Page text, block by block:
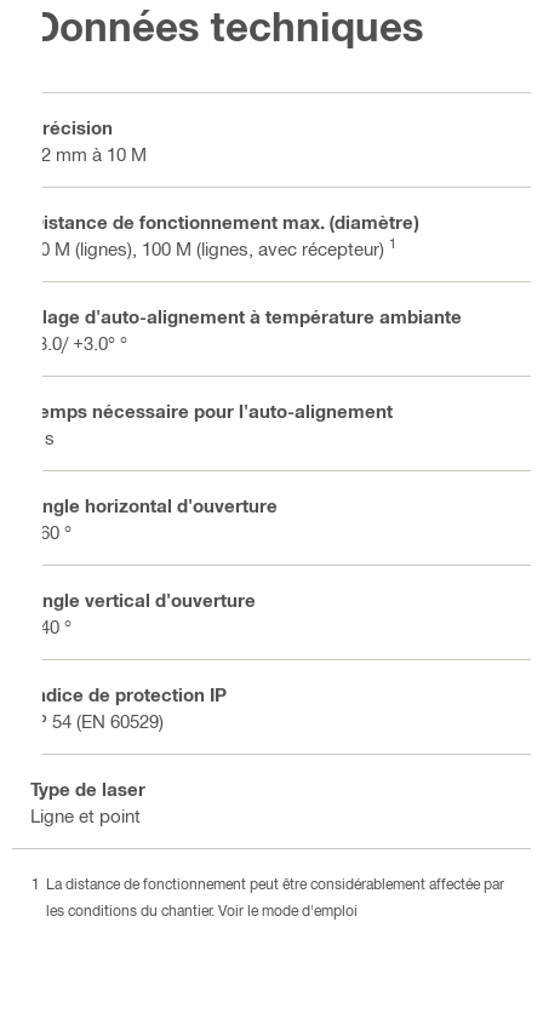
Données techniques
Précision
±2 mm à 10 M
Distance de fonctionnement max. (diamètre)
40 M (lignes), 100 M (lignes, avec récepteur) 1
Plage d'auto-alignement à température ambiante
-3.0/ +3.0° °
Temps nécessaire pour l'auto-alignement
3 s
Angle horizontal d'ouverture
360 °
Angle vertical d'ouverture
240 °
Indice de protection IP
IP 54 (EN 60529)
Type de laser
Ligne et point
La distance de fonctionnement peut être considérablement affectée par
les conditions du chantier. Voir le mode d'emploi